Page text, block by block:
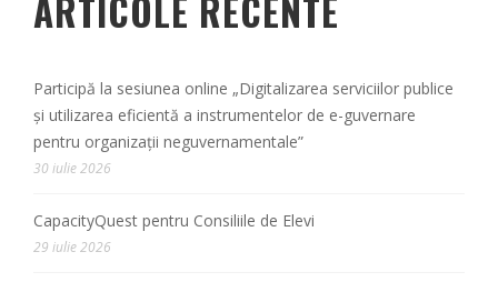
ARTICOLE RECENTE
Participă la sesiunea online „Digitalizarea serviciilor publice
și utilizarea eficientă a instrumentelor de e-guvernare
pentru organizații neguvernamentale”
30 iulie 2026
CapacityQuest pentru Consiliile de Elevi
29 iulie 2026